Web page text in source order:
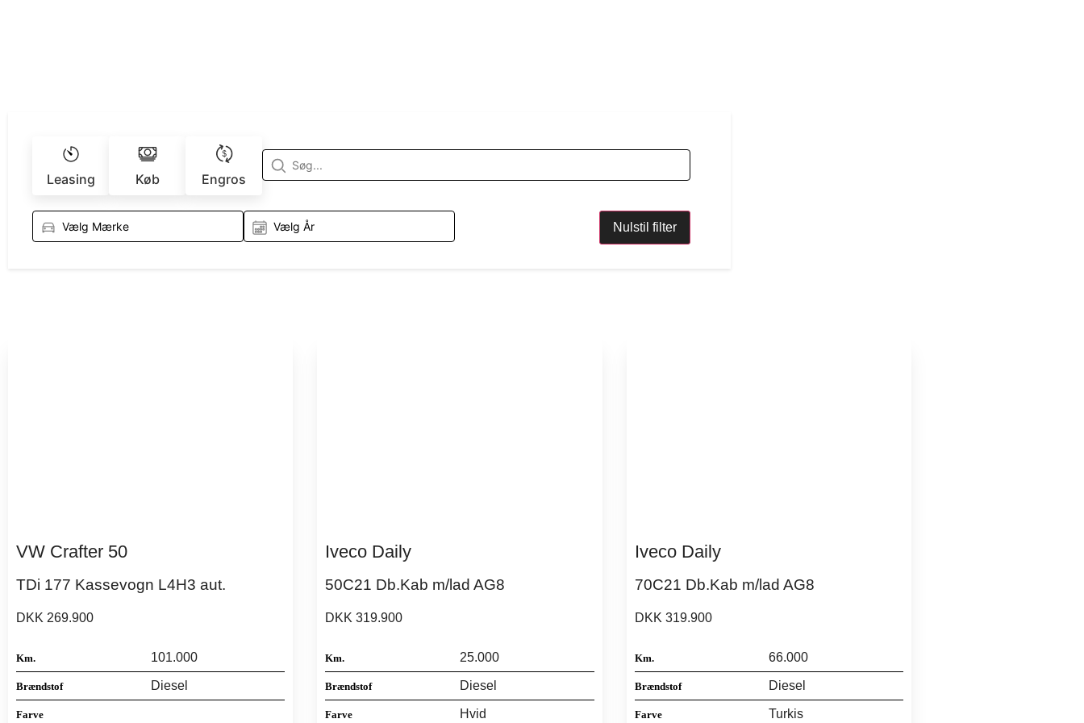
Leasing Køb Engros
Nulstil filter
VW Crafter 50
TDi 177 Kassevogn L4H3 aut.
DKK 269.900
Km. 101.000
Brændstof Diesel
Farve
Iveco Daily
50C21 Db.Kab m/lad AG8
DKK 319.900
Km. 25.000
Brændstof Diesel
Farve Hvid
Iveco Daily
70C21 Db.Kab m/lad AG8
DKK 319.900
Km. 66.000
Brændstof Diesel
Farve Turkis